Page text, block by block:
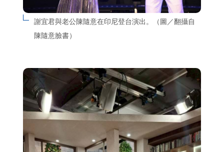
謝宜君與老公陳隨意在印尼登台演出。（圖／翻攝自
陳隨意臉書）